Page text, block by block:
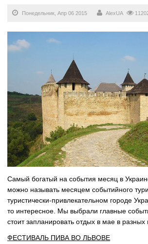
Понедельник, Апр 06 2015 AlexUA
Самый богатый на события месяц в
можно называть месяцем событийного
туристически-привлекательном городе
то интересное. Мы выбрали главные
стоит запланировать отдых в мае в разных
ФЕСТИВАЛЬ ПИВА ВО ЛЬВОВЕ